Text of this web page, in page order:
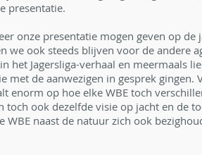
presentatie.
onze presentatie mogen geven op de
we ook steeds blijven voor de andere
het Jagersliga-verhaal en meermaals
de aanwezigen in gesprek gingen.
enorm op hoe elke WBE toch
toch ook dezelfde visie op jacht en de
naast de natuur zich ook